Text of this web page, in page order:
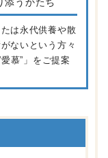
は永代供養や散
ないという方々
慕”」をご提案